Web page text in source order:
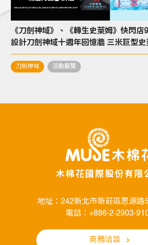
《刀劍神域》、《轉生史萊姆》快閃店
設計刀劍神域十週年回憶牆 三米巨型
人 兩部大作劇場版電影視覺合影區搶先
刀劍神域 活動展覽
木棉花國際股份有限
地址：242新北市新莊區思源路
電話：+886-2-2903-
商務洽談